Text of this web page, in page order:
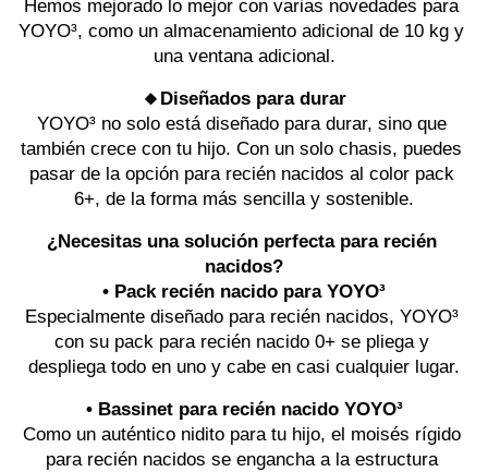
Hemos mejorado lo mejor con varias novedades para
YOYO³, como un almacenamiento adicional de 10 kg y
una ventana adicional.
🔸Diseñados para durar
YOYO³ no solo está diseñado para durar, sino que
también crece con tu hijo. Con un solo chasis, puedes
pasar de la opción para recién nacidos al color pack
6+, de la forma más sencilla y sostenible.
¿Necesitas una solución perfecta para recién
nacidos?
• Pack recién nacido para YOYO³
Especialmente diseñado para recién nacidos, YOYO³
con su pack para recién nacido 0+ se pliega y
despliega todo en uno y cabe en casi cualquier lugar.
• Bassinet para recién nacido YOYO³
Como un auténtico nidito para tu hijo, el moisés rígido
para recién nacidos se engancha a la estructura